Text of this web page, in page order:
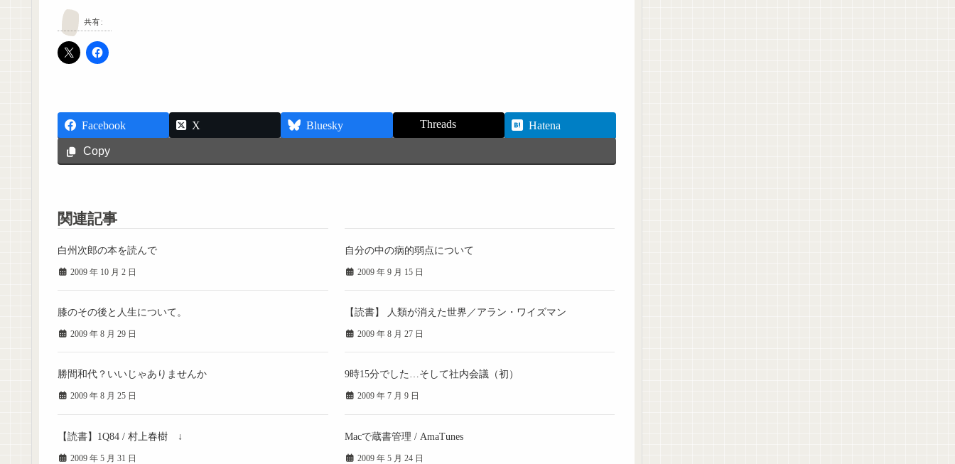
共有:
Facebook X Bluesky Threads
Hatena
Copy
関連記事
白州次郎の本を読んで
2009 年 10 月 2 日
自分の中の病的弱点について
2009 年 9 月 15 日
膝のその後と人生について。
2009 年 8 月 29 日
【読書】 人類が消えた世界／アラン・ワイズマン
2009 年 8 月 27 日
勝間和代？いいじゃありませんか
2009 年 8 月 25 日
9時15分でした…そして社内会議（初）
2009 年 7 月 9 日
【読書】1Q84 / 村上春樹 ↓
2009 年 5 月 31 日
Macで蔵書管理 / AmaTunes
2009 年 5 月 24 日